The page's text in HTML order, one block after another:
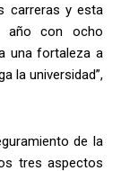
carreras y esta
año con ocho
una fortaleza a
la universidad”,
de la
tres aspectos